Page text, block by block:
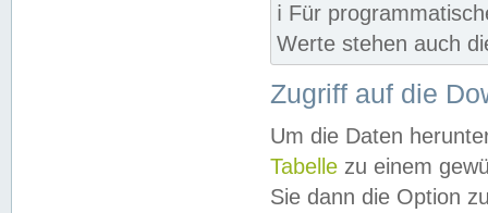
ℹ️ Für
Werte stehen auch
Zugriff auf die
Um die Daten
Tabelle zu einem
Sie dann die Option